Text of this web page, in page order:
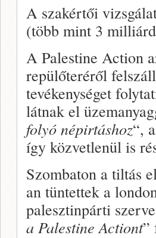
A szakértői
(több mint 3
A Palestine Action
repülőteréről
tevékenységet
látnak el
folyó népirtáshoz“,
így közvetlenül is
Szombaton a tiltás
an tüntettek a
palesztinpárti
a Palestine Actiont”